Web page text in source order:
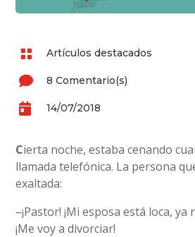
 Artículos destacados
 8 Comentario(s)
 14/07/2018
Cierta noche, estaba cenando
llamada telefónica. La persona
exaltada:
–¡Pastor! ¡Mi esposa está loca,
¡Me voy a divorciar!